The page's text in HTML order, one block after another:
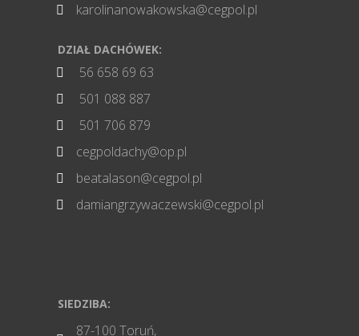
 karolinanowakowska@cegpol.pl
DZIAŁ DACHÓWEK:
 56 658 69 63
 501 088 887
 501 706 879
 cegpoldachy@op.pl
 beatalason@cegpol.pl
 damiangrzywaczewski@cegpol.pl
SIEDZIBA:
87-100 Toruń,